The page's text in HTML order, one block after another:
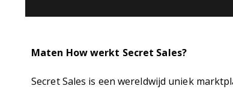
Maten How werkt Secret Sales?
Secret Sales is een wereldwijd uniek